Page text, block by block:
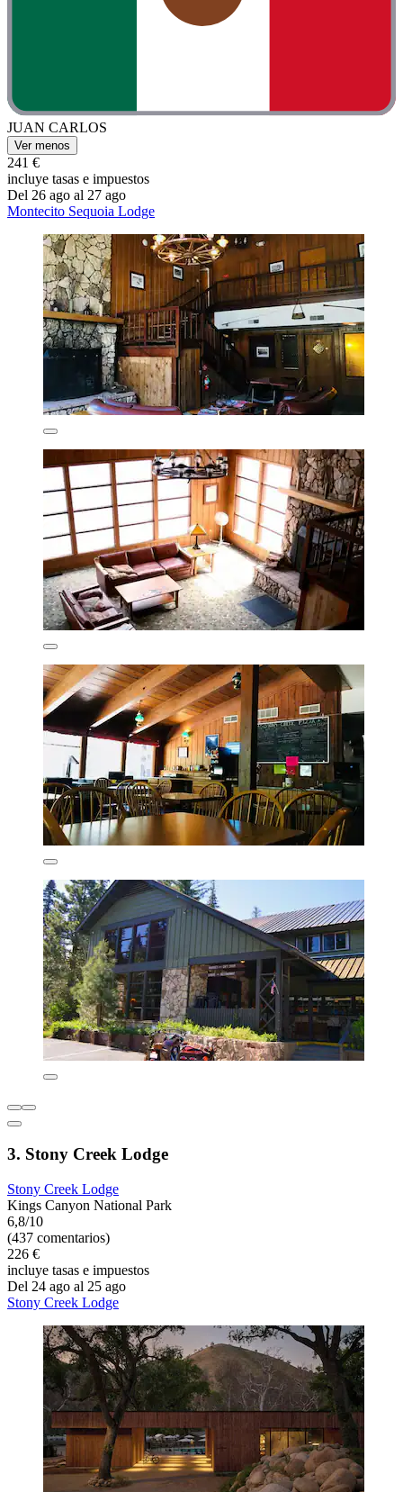
JUAN CARLOS
Ver menos
241 €
incluye tasas e impuestos
Del 26 ago al 27 ago
Montecito Sequoia Lodge
3. Stony Creek Lodge
Stony Creek Lodge
Kings Canyon National Park
6,8/10
(437 comentarios)
226 €
incluye tasas e impuestos
Del 24 ago al 25 ago
Stony Creek Lodge